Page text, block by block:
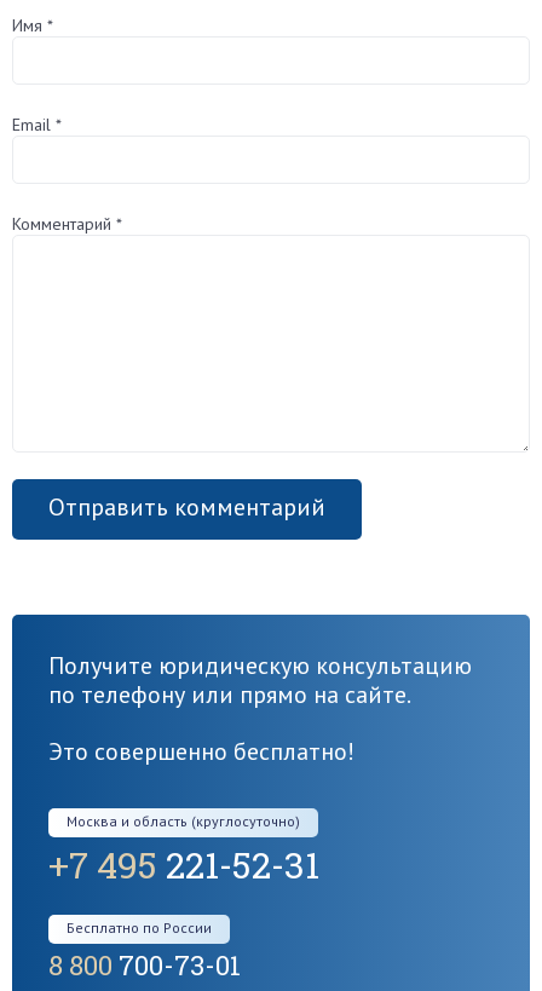
Имя *
Email *
Комментарий *
Получите юридическую консультацию
по телефону или прямо на сайте.
Это совершенно бесплатно!
Москва и область (круглосуточно)
+7 495 221-52-31
Бесплатно по России
8 800 700-73-01